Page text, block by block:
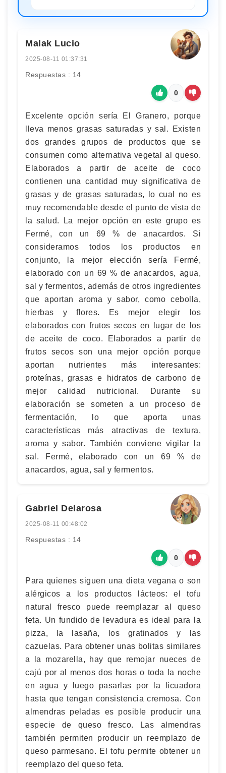
Malak Lucio
2025-08-11 01:37:31
Respuestas : 14
0
Excelente opción sería El Granero, porque
lleva menos grasas saturadas y sal. Existen
dos grandes grupos de productos que se
consumen como alternativa vegetal al queso.
Elaborados a partir de aceite de coco
contienen una cantidad muy significativa de
grasas y de grasas saturadas, lo cual no es
muy recomendable desde el punto de vista de
la salud. La mejor opción en este grupo es
Fermé, con un 69 % de anacardos. Si
consideramos todos los productos en
conjunto, la mejor elección sería Fermé,
elaborado con un 69 % de anacardos, agua,
sal y fermentos, además de otros ingredientes
que aportan aroma y sabor, como cebolla,
hierbas y flores. Es mejor elegir los
elaborados con frutos secos en lugar de los
de aceite de coco. Elaborados a partir de
frutos secos son una mejor opción porque
aportan nutrientes más interesantes:
proteínas, grasas e hidratos de carbono de
mejor calidad nutricional. Durante su
elaboración se someten a un proceso de
fermentación, lo que aporta unas
características más atractivas de textura,
aroma y sabor. También conviene vigilar la
sal. Fermé, elaborado con un 69 % de
anacardos, agua, sal y fermentos.
Gabriel Delarosa
2025-08-11 00:48:02
Respuestas : 14
0
Para quienes siguen una dieta vegana o son
alérgicos a los productos lácteos: el tofu
natural fresco puede reemplazar al queso
feta. Un fundido de levadura es ideal para la
pizza, la lasaña, los gratinados y las
cazuelas. Para obtener unas bolitas similares
a la mozarella, hay que remojar nueces de
cajú por al menos dos horas o toda la noche
en agua y luego pasarlas por la licuadora
hasta que tengan consistencia cremosa. Con
almendras peladas es posible producir una
especie de queso fresco. Las almendras
también permiten producir un reemplazo de
queso parmesano. El tofu permite obtener un
reemplazo del queso feta.